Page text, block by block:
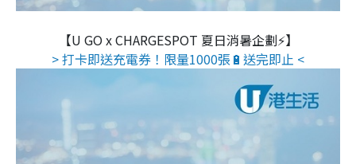
【U GO x CHARGESPOT 夏日消暑企劃⚡】
> 打卡即送充電券！限量1000張🔋送完即止 <